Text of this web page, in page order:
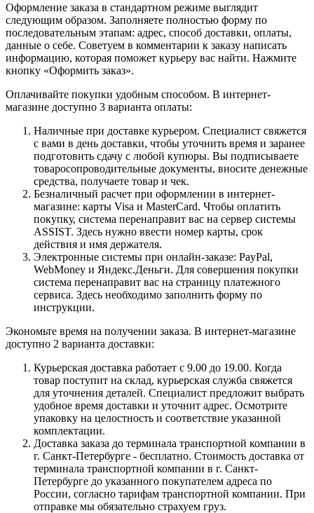
Оформление заказа в стандартном режиме выглядит
следующим образом. Заполняете полностью форму по
последовательным этапам: адрес, способ доставки, оплаты,
данные о себе. Советуем в комментарии к заказу написать
информацию, которая поможет курьеру вас найти. Нажмите
кнопку «Оформить заказ».
Оплачивайте покупки удобным способом. В интернет-
магазине доступно 3 варианта оплаты:
Наличные при доставке курьером. Специалист свяжется
с вами в день доставки, чтобы уточнить время и заранее
подготовить сдачу с любой купюры. Вы подписываете
товаросопроводительные документы, вносите денежные
средства, получаете товар и чек.
Безналичный расчет при оформлении в интернет-
магазине: карты Visa и MasterCard. Чтобы оплатить
покупку, система перенаправит вас на сервер системы
ASSIST. Здесь нужно ввести номер карты, срок
действия и имя держателя.
Электронные системы при онлайн-заказе: PayPal,
WebMoney и Яндекс.Деньги. Для совершения покупки
система перенаправит вас на страницу платежного
сервиса. Здесь необходимо заполнить форму по
инструкции.
Экономьте время на получении заказа. В интернет-магазине
доступно 2 варианта доставки:
Курьерская доставка работает с 9.00 до 19.00. Когда
товар поступит на склад, курьерская служба свяжется
для уточнения деталей. Специалист предложит выбрать
удобное время доставки и уточнит адрес. Осмотрите
упаковку на целостность и соответствие указанной
комплектации.
Доставка заказа до терминала транспортной компании в
г. Санкт-Петербурге - бесплатно. Стоимость доставка от
терминала транспортной компании в г. Санкт-
Петербурге до указанного покупателем адреса по
России, согласно тарифам транспортной компании. При
отправке мы обязательно страхуем груз.